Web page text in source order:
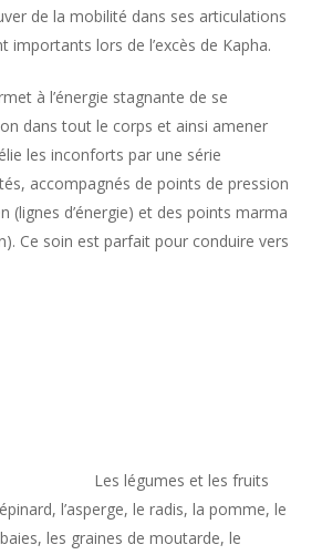
de la mobilité dans ses articulations
importants lors de l’excès de Kapha.
à l’énergie stagnante de se
dans tout le corps et ainsi amener
les inconforts par une série
accompagnés de points de pression
(lignes d’énergie) et des points marma
Ce soin est parfait pour conduire vers
Les légumes et les fruits
l’asperge, le radis, la pomme, le
les graines de moutarde, le